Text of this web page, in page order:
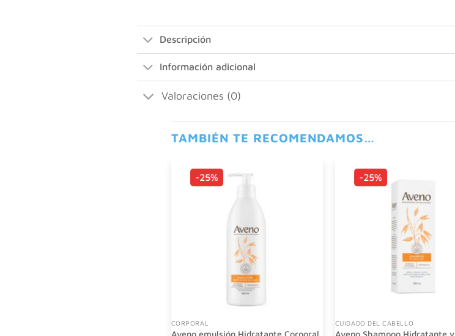
Descripción
Información adicional
Valoraciones (0)
TAMBIÉN TE RECOMENDAMOS…
-25%
CORPORAL
Aveno emulsión Hidratante Corporal
-25%
CUIDADO DEL CABELLO
Aveno Shampoo Hidratante y